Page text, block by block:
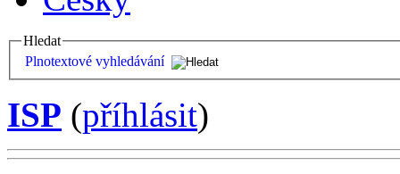
Hledat
Plnotextové vyhledávání
ISP (příhlásit)